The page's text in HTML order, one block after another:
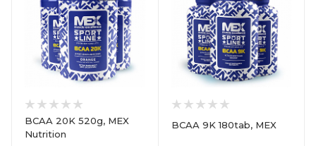
BCAA 20K 520g, MEX
Nutrition
BCAA 9K 180tab, MEX